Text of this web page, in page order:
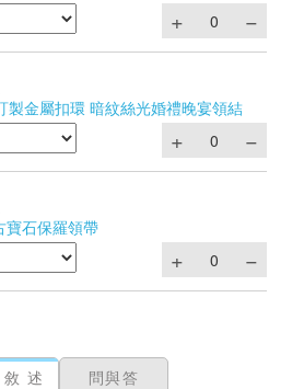
製金屬扣環 暗紋絲光婚禮晚宴領結
寶石保羅領帶
述 問與答